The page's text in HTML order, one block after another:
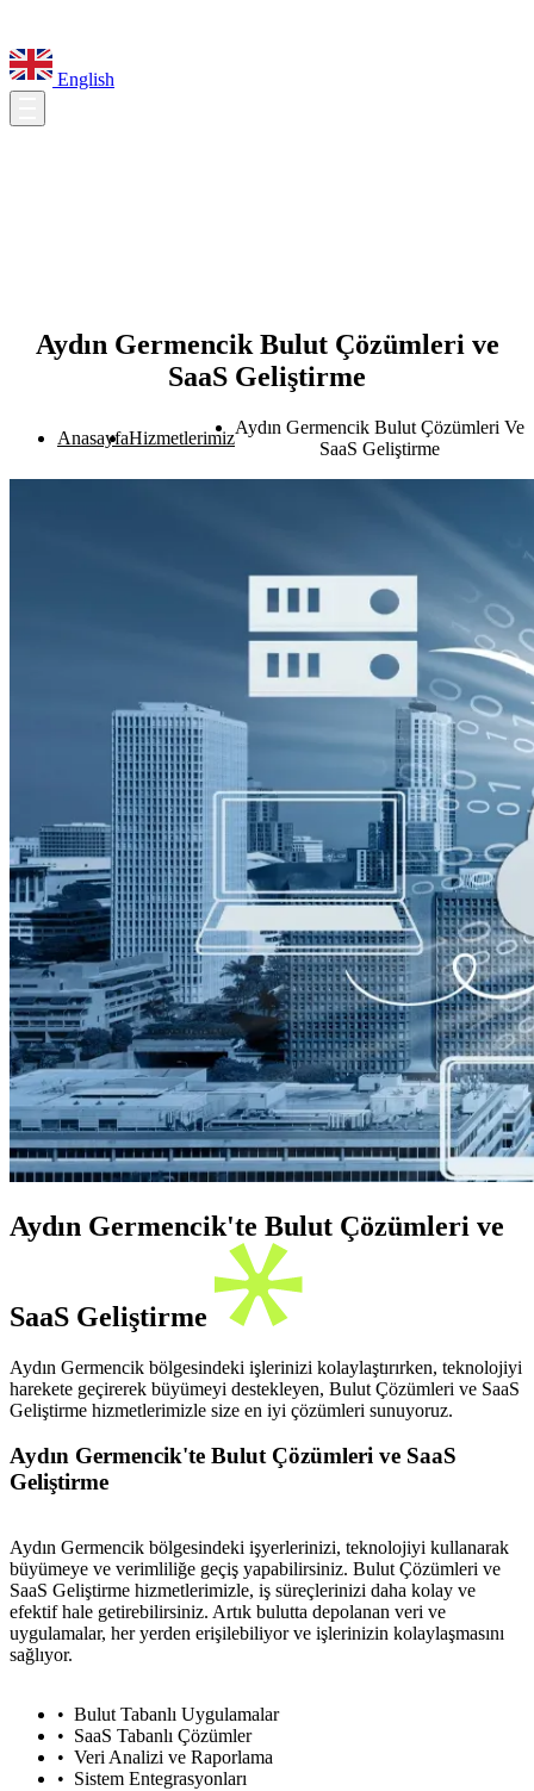
English
Aydın Germencik Bulut Çözümleri ve
SaaS Geliştirme
AnasayfaHizmetlerimiz
Aydın Germencik Bulut Çözümleri Ve
SaaS Geliştirme
Aydın Germencik'te Bulut Çözümleri ve
SaaS Geliştirme
Aydın Germencik bölgesindeki işlerinizi kolaylaştırırken, teknolojiyi
harekete geçirerek büyümeyi destekleyen, Bulut Çözümleri ve SaaS
Geliştirme hizmetlerimizle size en iyi çözümleri sunuyoruz.
Aydın Germencik'te Bulut Çözümleri ve SaaS
Geliştirme
Aydın Germencik bölgesindeki işyerlerinizi, teknolojiyi kullanarak
büyümeye ve verimliliğe geçiş yapabilirsiniz. Bulut Çözümleri ve
SaaS Geliştirme hizmetlerimizle, iş süreçlerinizi daha kolay ve
efektif hale getirebilirsiniz. Artık bulutta depolanan veri ve
uygulamalar, her yerden erişilebiliyor ve işlerinizin kolaylaşmasını
sağlıyor.
Bulut Tabanlı Uygulamalar
SaaS Tabanlı Çözümler
Veri Analizi ve Raporlama
Sistem Entegrasyonları